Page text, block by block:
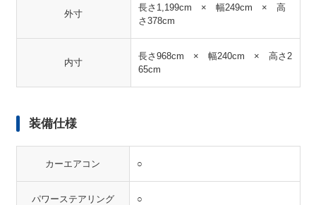
外寸
長さ1,199cm × 幅249cm × 高
さ378cm
内寸
長さ968cm × 幅240cm × 高さ2
65cm
装備仕様
カーエアコン ○
パワーステアリング ○